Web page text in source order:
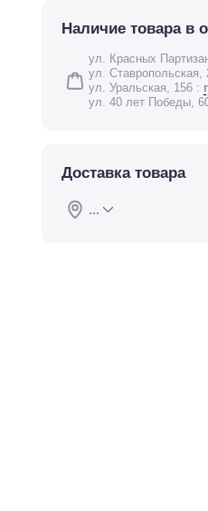
Наличие товара в
ул. Красных
ул. Ставропольская,
ул. Уральская, 156 :
ул. 40 лет Победы,
Доставка товара
...